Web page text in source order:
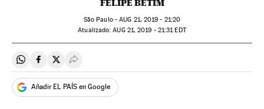
FELIPE BETIM
São Paulo -AUG 21, 2019 - 21:20
atualizado: AUG21, 2019 - 21:31 EDT
Compartir en Whatsapp
Compartir en Facebook
Compartir en Twitter
Desplegar Redes Sociales
Añadir EL PAÍS en Google